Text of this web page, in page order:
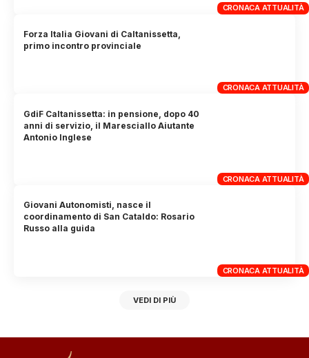
CRONACA ATTUALITÀ
CRONACA ATTUALITÀ
Forza Italia Giovani di Caltanissetta,
primo incontro provinciale
CRONACA ATTUALITÀ
GdiF Caltanissetta: in pensione, dopo 40
anni di servizio, il Maresciallo Aiutante
Antonio Inglese
CRONACA ATTUALITÀ
Giovani Autonomisti, nasce il
coordinamento di San Cataldo: Rosario
Russo alla guida
VEDI DI PIÙ